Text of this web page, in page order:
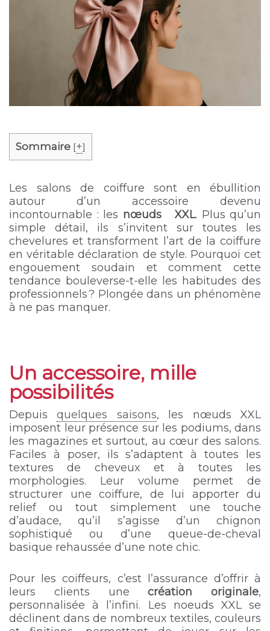
Sommaire [+]
Les salons de coiffure sont en ébullition
autour d’un accessoire devenu
incontournable : les nœuds XXL. Plus qu’un
simple détail, ils s’invitent sur toutes les
chevelures et transforment l’art de la coiffure
en véritable déclaration de style. Pourquoi cet
engouement soudain et comment cette
tendance bouleverse-t-elle les habitudes des
professionnels ? Plongée dans un phénomène
à ne pas manquer.
Un accessoire, mille
possibilités
Depuisquelques saisons, les nœuds XXL
imposent leur présence sur les podiums, dans
les magazines et surtout, au cœur des salons.
Faciles à poser, ils s’adaptent à toutes les
textures de cheveux et à toutes les
morphologies. Leur volume permet de
structurer une coiffure, de lui apporter du
relief ou tout simplement une touche
d’audace, qu’il s’agisse d’un chignon
sophistiqué ou d’une queue-de-cheval
basique rehaussée d’une note chic.
Pour les coiffeurs, c’est l’assurance d’offrir à
leurs clients unecréation originale,
personnalisée à l’infini. Les noeuds XXL se
déclinent dans de nombreux textiles, couleurs